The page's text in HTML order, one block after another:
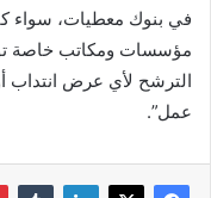
في بنوك معطيات، سواء
مؤسسات ومكاتب خاصة
الترشح لأي عرض
عمل”.